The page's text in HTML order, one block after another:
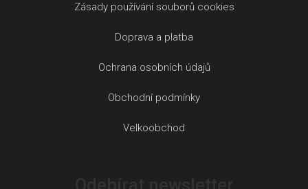
Zásady používání souborů cookies
Doprava a platba
Ochrana osobních údajů
Obchodní podmínky
Velkoobchod